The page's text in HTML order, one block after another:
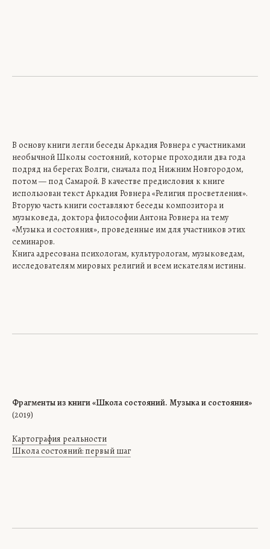
В основу книги легли беседы Аркадия Ровнера с участниками
необыч­ной Школы состояний, которые проходили два года
подряд на берегах Вол­ги, сначала под Нижним Новгородом,
потом — под Самарой. В качестве предисловия к книге
использован текст Аркадия Ровнера «Религия про­светления».
Вторую часть книги составляют беседы композитора и
музыковеда, док­тора философии Антона Ровнера на тему
«Музыка и состояния», проведен­ные им для участников этих
семинаров.
Книга адресована психологам, культурологам, музыковедам,
исследова­телям мировых религий и всем искателям истины.
Фрагменты из книги «Школа состояний. Музыка и состояния»
(2019)
Картография реальности
Школа состояний: первый шаг